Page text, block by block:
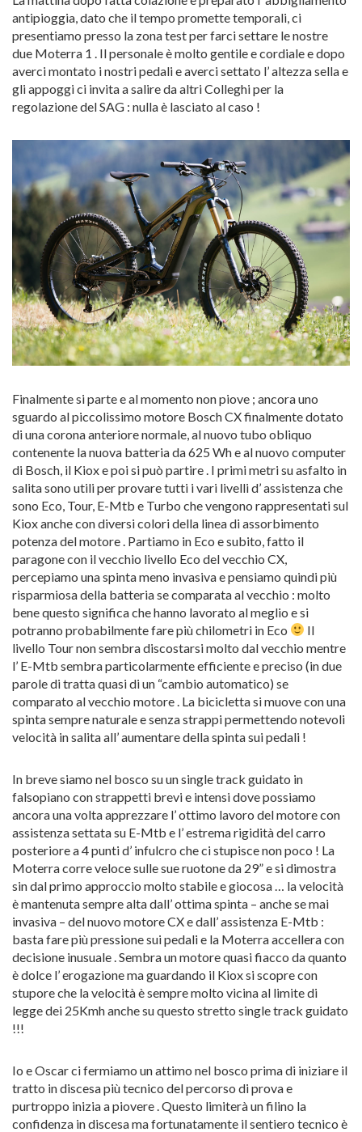
antipioggia, dato che il tempo promette temporali, ci
presentiamo presso la zona test per farci settare le nostre
due Moterra 1 . Il personale è molto gentile e cordiale e dopo
averci montato i nostri pedali e averci settato l’ altezza sella e
gli appoggi ci invita a salire da altri Colleghi per la
regolazione del SAG : nulla è lasciato al caso !
Finalmente si parte e al momento non piove ; ancora uno
sguardo al piccolissimo motore Bosch CX finalmente dotato
di una corona anteriore normale, al nuovo tubo obliquo
contenente la nuova batteria da 625 Wh e al nuovo computer
di Bosch, il Kiox e poi si può partire . I primi metri su asfalto in
salita sono utili per provare tutti i vari livelli d’ assistenza che
sono Eco, Tour, E-Mtb e Turbo che vengono rappresentati sul
Kiox anche con diversi colori della linea di assorbimento
potenza del motore . Partiamo in Eco e subito, fatto il
paragone con il vecchio livello Eco del vecchio CX,
percepiamo una spinta meno invasiva e pensiamo quindi più
risparmiosa della batteria se comparata al vecchio : molto
bene questo significa che hanno lavorato al meglio e si
potranno probabilmente fare più chilometri in Eco
Il
livello Tour non sembra discostarsi molto dal vecchio mentre
l’ E-Mtb sembra particolarmente efficiente e preciso (in due
parole di tratta quasi di un “cambio automatico) se
comparato al vecchio motore . La bicicletta si muove con una
spinta sempre naturale e senza strappi permettendo notevoli
velocità in salita all’ aumentare della spinta sui pedali !
In breve siamo nel bosco su un single track guidato in
falsopiano con strappetti brevi e intensi dove possiamo
ancora una volta apprezzare l’ ottimo lavoro del motore con
assistenza settata su E-Mtb e l’ estrema rigidità del carro
posteriore a 4 punti d’ infulcro che ci stupisce non poco ! La
Moterra corre veloce sulle sue ruotone da 29” e si dimostra
sin dal primo approccio molto stabile e giocosa … la velocità
è mantenuta sempre alta dall’ ottima spinta – anche se mai
invasiva – del nuovo motore CX e dall’ assistenza E-Mtb :
basta fare più pressione sui pedali e la Moterra accellera con
decisione inusuale . Sembra un motore quasi fiacco da quanto
è dolce l’ erogazione ma guardando il Kiox si scopre con
stupore che la velocità è sempre molto vicina al limite di
legge dei 25Kmh anche su questo stretto single track guidato
!!!
Io e Oscar ci fermiamo un attimo nel bosco prima di iniziare il
tratto in discesa più tecnico del percorso di prova e
purtroppo inizia a piovere . Questo limiterà un filino la
confidenza in discesa ma fortunatamente il sentiero tecnico è